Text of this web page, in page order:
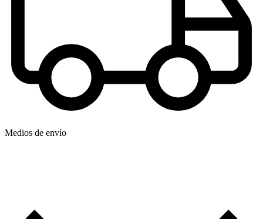
Medios de envío